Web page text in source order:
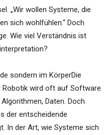
„Wir wollen Systeme, die
sich wohlfühlen.“ Doch
Wie viel Verständnis ist
sondern im KörperDie
Robotik wird oft auf Software
Daten. Doch
der entscheidende
In der Art, wie Systeme sich